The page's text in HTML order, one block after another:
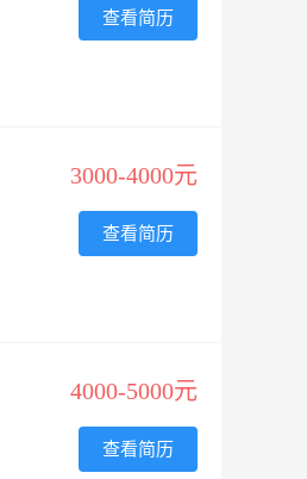
查看简历
3000-4000元
查看简历
4000-5000元
查看简历